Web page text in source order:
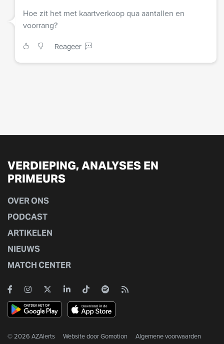
Hoe zit het met kaartverkoop qua aantallen en
voorrang?
Reageer
VERDIEPING, ANALYSES EN
PRIMEURS
OVER ONS
PODCAST
ARTIKELEN
NIEUWS
MATCH CENTER
© 2026 AZAlerts Website doorGomotion Algemene voorwaarden